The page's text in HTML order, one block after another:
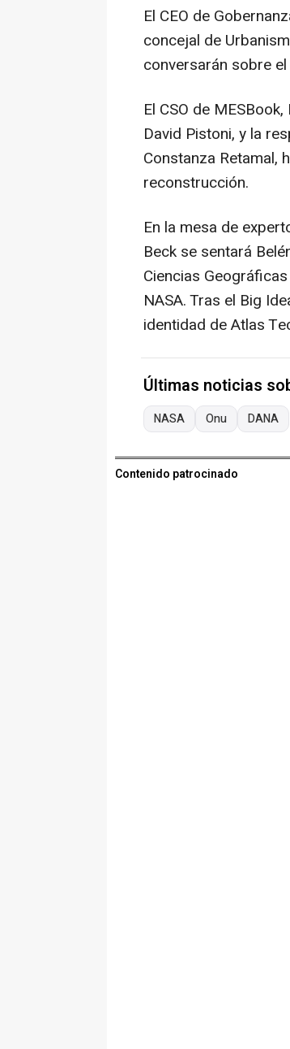
El CEO de
concejal de
conversarán sobre
El CSO de
David Pistoni, y la
Constanza Retamal,
reconstrucción.
En la mesa de
Beck se sentará
Ciencias
NASA. Tras el Big
identidad de Atlas
Últimas noticias
NASA Onu DANA
Contenido patrocinado